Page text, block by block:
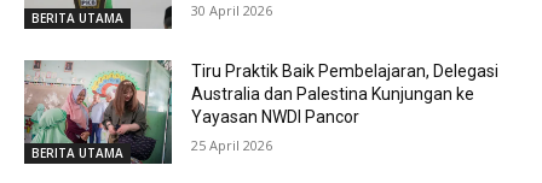
BERITA UTAMA 30 April 2026
BERITA UTAMA
Tiru Praktik Baik Pembelajaran, Delegasi
Australia dan Palestina Kunjungan ke
Yayasan NWDI Pancor
25 April 2026